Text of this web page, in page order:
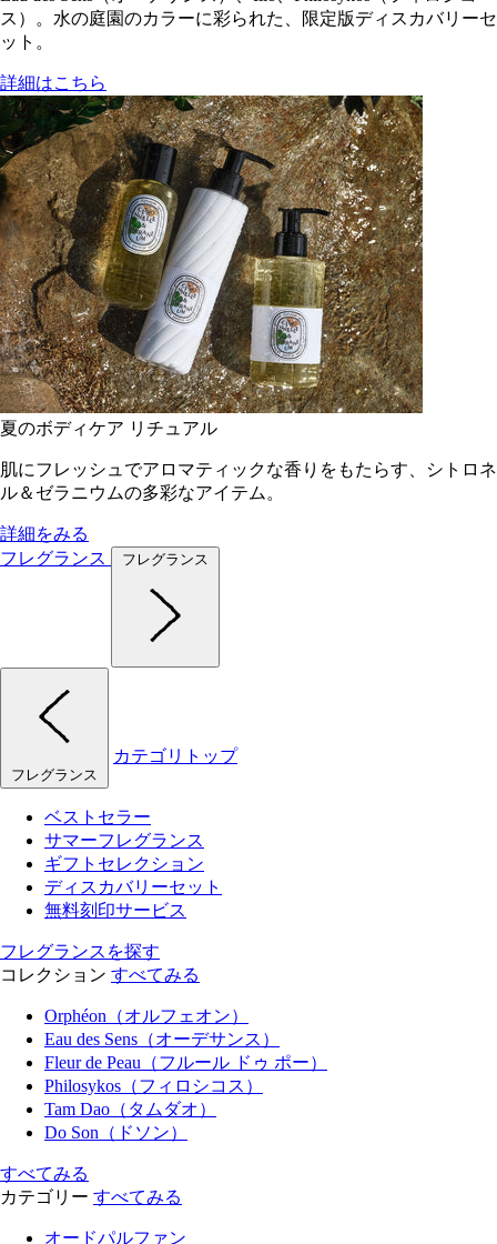
ス）。水の庭園のカラーに彩られた、限定版ディスカバリーセ
ット。
詳細はこちら
夏のボディケア リチュアル
肌にフレッシュでアロマティックな香りをもたらす、シトロネ
ル＆ゼラニウムの多彩なアイテム。
詳細をみる
フレグランス
フレグランス
フレグランス
カテゴリトップ
ベストセラー
サマーフレグランス
ギフトセレクション
ディスカバリーセット
無料刻印サービス
フレグランスを探す
コレクション すべてみる
Orphéon（オルフェオン）
Eau des Sens（オーデサンス）
Fleur de Peau（フルール ドゥ ポー）
Philosykos（フィロシコス）
Tam Dao（タムダオ）
Do Son（ドソン）
すべてみる
カテゴリー すべてみる
オードパルファン